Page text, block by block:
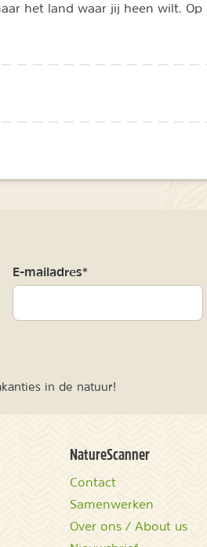
het land waar jij heen wilt.
E-mailadres*
in de natuur!
NatureScanner
Contact
Samenwerken
Over ons / About us